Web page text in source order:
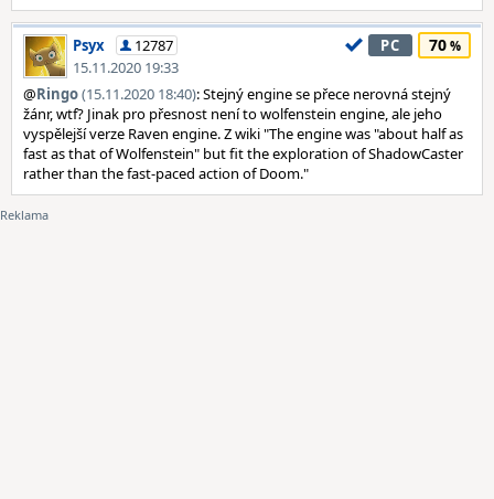
Psyx
12787
15.11.2020 19:33
PC 70
@Ringo(15.11.2020 18:40): Stejný engine se přece nerovná stejný
žánr, wtf? Jinak pro přesnost není to wolfenstein engine, ale jeho
vyspělejší verze Raven engine. Z wiki "The engine was "about half as
fast as that of Wolfenstein" but fit the exploration of ShadowCaster
rather than the fast-paced action of Doom."